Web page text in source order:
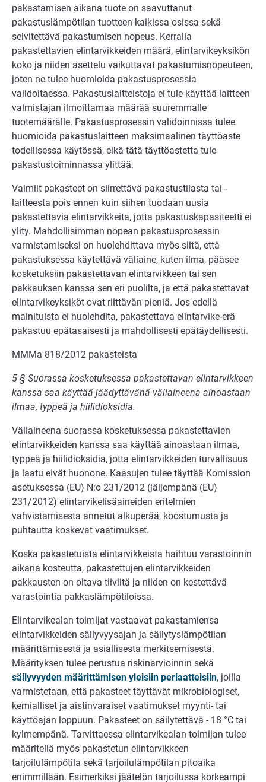
pakastamisen aikana tuote on saavuttanut
pakastuslämpötilan tuotteen kaikissa osissa sekä
selvitettävä pakastumisen nopeus. Kerralla
pakastettavien elintarvikkeiden määrä, elintarvikeyksikön
koko ja niiden asettelu vaikuttavat pakastumisnopeuteen,
joten ne tulee huomioida pakastusprosessia
validoitaessa. Pakastuslaitteistoja ei tule käyttää laitteen
valmistajan ilmoittamaa määrää suuremmalle
tuotemäärälle. Pakastusprosessin validoinnissa tulee
huomioida pakastuslaitteen maksimaalinen täyttöaste
todellisessa käytössä, eikä tätä täyttöastetta tule
pakastustoiminnassa ylittää.
Valmiit pakasteet on siirrettävä pakastustilasta tai -
laitteesta pois ennen kuin siihen tuodaan uusia
pakastettavia elintarvikkeita, jotta pakastuskapasiteetti ei
ylity. Mahdollisimman nopean pakastusprosessin
varmistamiseksi on huolehdittava myös siitä, että
pakastuksessa käytettävä väliaine, kuten ilma, pääsee
kosketuksiin pakastettavan elintarvikkeen tai sen
pakkauksen kanssa sen eri puolilta, ja että pakastettavat
elintarvikeyksiköt ovat riittävän pieniä. Jos edellä
mainituista ei huolehdita, pakastettava elintarvike-erä
pakastuu epätasaisesti ja mahdollisesti epätäydellisesti.
MMMa 818/2012 pakasteista
5 § Suorassa kosketuksessa pakastettavan elintarvikkeen
kanssa saa käyttää jäädyttävänä väliaineena ainoastaan
ilmaa, typpeä ja hiilidioksidia.
Väliaineena suorassa kosketuksessa pakastettavien
elintarvikkeiden kanssa saa käyttää ainoastaan ilmaa,
typpeä ja hiilidioksidia, jotta elintarvikkeiden turvallisuus
ja laatu eivät huonone. Kaasujen tulee täyttää Komission
asetuksessa (EU) N:o 231/2012 (jäljempänä (EU)
231/2012) elintarvikelisäaineiden eritelmien
vahvistamisesta annetut alkuperää, koostumusta ja
puhtautta koskevat vaatimukset.
Koska pakastetuista elintarvikkeista haihtuu varastoinnin
aikana kosteutta, pakastettujen elintarvikkeiden
pakkausten on oltava tiiviitä ja niiden on kestettävä
varastointia pakkaslämpötiloissa.
Elintarvikealan toimijat vastaavat pakastamiensa
elintarvikkeiden säilyvyysajan ja säilytyslämpötilan
määrittämisestä ja asiallisesta merkitsemisestä.
Määrityksen tulee perustua riskinarvioinnin sekä
säilyvyyden määrittämisen yleisiin periaatteisiin, joilla
varmistetaan, että pakasteet täyttävät mikrobiologiset,
kemialliset ja aistinvaraiset vaatimukset myynti- tai
käyttöajan loppuun. Pakasteet on säilytettävä - 18 °C tai
kylmempänä. Tarvittaessa elintarvikealan toimijan tulee
määritellä myös pakastetun elintarvikkeen
tarjoilulämpötila sekä tarjoilulämpötilan pitoaika
enimmillään. Esimerkiksi jäätelön tarjoilussa korkeampi